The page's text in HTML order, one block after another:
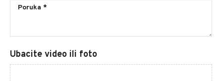
Ubacite video ili foto